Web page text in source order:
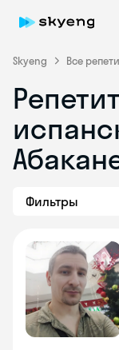
Skyeng Все
ФильтрыSkyeng Chat